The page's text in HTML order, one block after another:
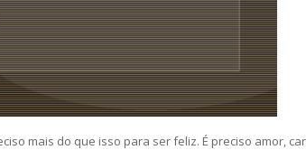
mais do que isso para ser feliz. É preciso amor,